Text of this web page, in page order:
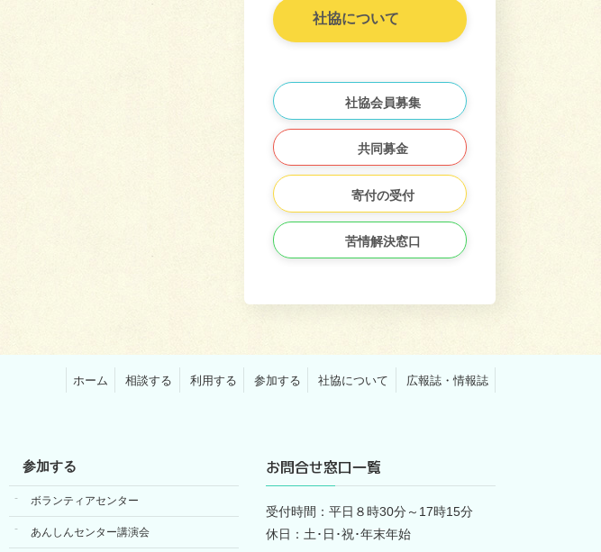
社協について
社協会員募集
共同募金
寄付の受付
苦情解決窓口
ホーム 相談する 利用する 参加する 社協について 広報誌・情報誌
参加する
ボランティアセンター
あんしんセンター講演会
お問合せ窓口一覧
受付時間：平日８時30分～17時15分
休日：土･日･祝･年末年始